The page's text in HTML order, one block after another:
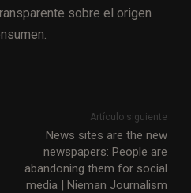
sobre el origen
Artículo siguiente
News sites are the new
newspapers: People are
abandoning them for social
media | Nieman Journalism